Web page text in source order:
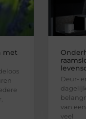
met
Deur-
van
veel